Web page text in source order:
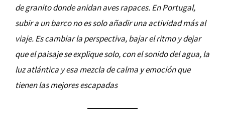
de granito donde anidan aves rapaces. En Portugal,
subir a un barco no es solo añadir una actividad más al
viaje. Es cambiar la perspectiva, bajar el ritmo y dejar
que el paisaje se explique solo, con el sonido del agua, la
luz atlántica y esa mezcla de calma y emoción que
tienen las mejores escapadas